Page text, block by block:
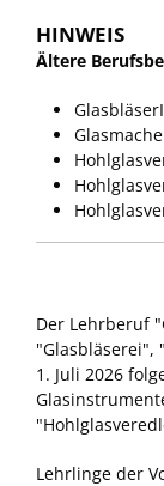
HINWEIS
Ältere
Der Lehrberuf
"Glasbläserei",
1. Juli 2026
Lehrlinge der